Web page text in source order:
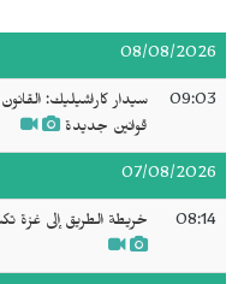
08/08/2026
09:03
سيدار كاراشيليك:
قوانين جديدة
07/08/2026
08:14 خريطة الطريق إلى غزة